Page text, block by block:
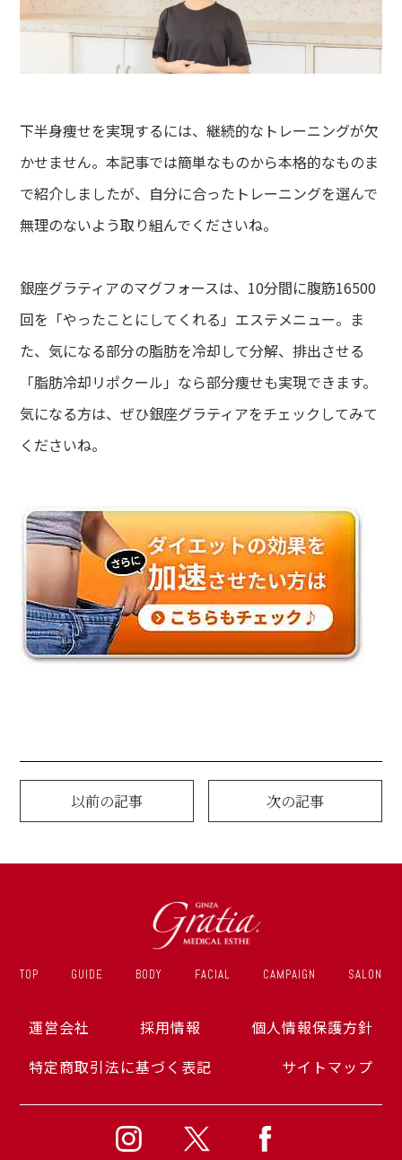
下半身痩せを実現するには、継続的なトレーニングが欠
かせません。本記事では簡単なものから本格的なものま
で紹介しましたが、自分に合ったトレーニングを選んで
無理のないよう取り組んでくださいね。
銀座グラティアのマグフォースは、10分間に腹筋16500
回を「やったことにしてくれる」エステメニュー。ま
た、気になる部分の脂肪を冷却して分解、排出させる
「脂肪冷却リポクール」なら部分痩せも実現できます。
気になる方は、ぜひ銀座グラティアをチェックしてみて
くださいね。
以前の記事 次の記事
TOP GUIDE BODY FACIAL CAMPAIGN SALON
運営会社 採用情報
個人情報保護方針
特定商取引法に基づく表記
サイトマップ